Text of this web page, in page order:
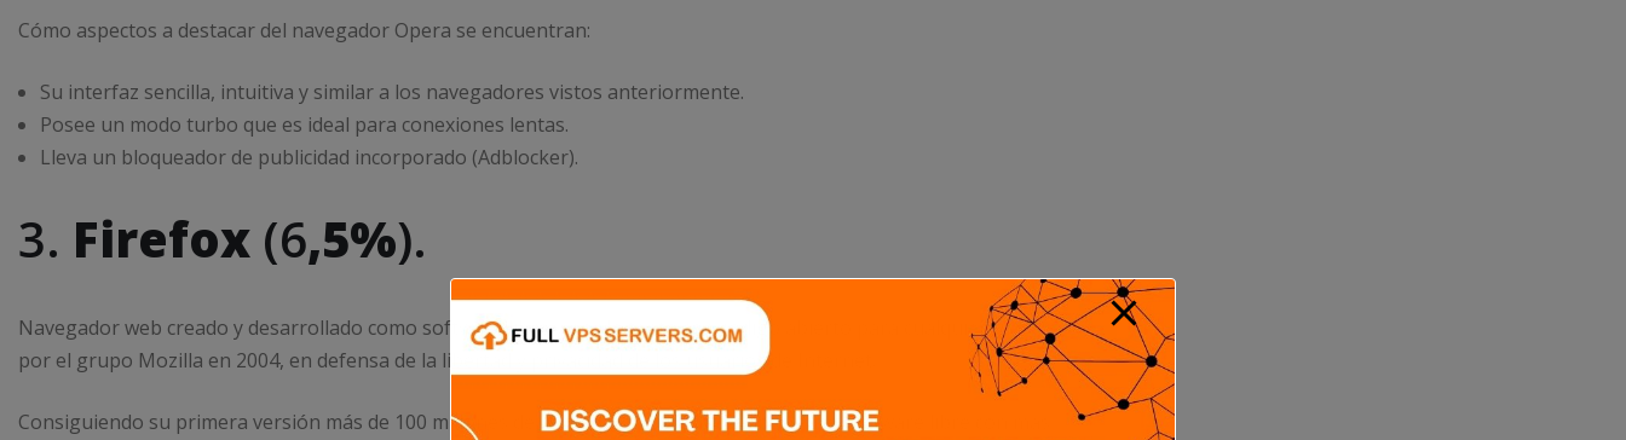
Cómo aspectos a destacar del navegador Opera se encuentran:
Su interfaz sencilla, intuitiva y similar a los navegadores vistos anteriormente.
Posee un modo turbo que es ideal para conexiones lentas.
Lleva un bloqueador de publicidad incorporado (Adblocker).
3. Firefox (6,5%).
Navegador web creado y desarrollado como software libre y por lo tanto con código abierto para cualquier usuario,
por el grupo Mozilla en 2004, en defensa de la libertad y privacidad de los usuarios de Internet.
Consiguiendo su primera versión más de 100 millones de descargas, y convirtiéndose en el software libre con más